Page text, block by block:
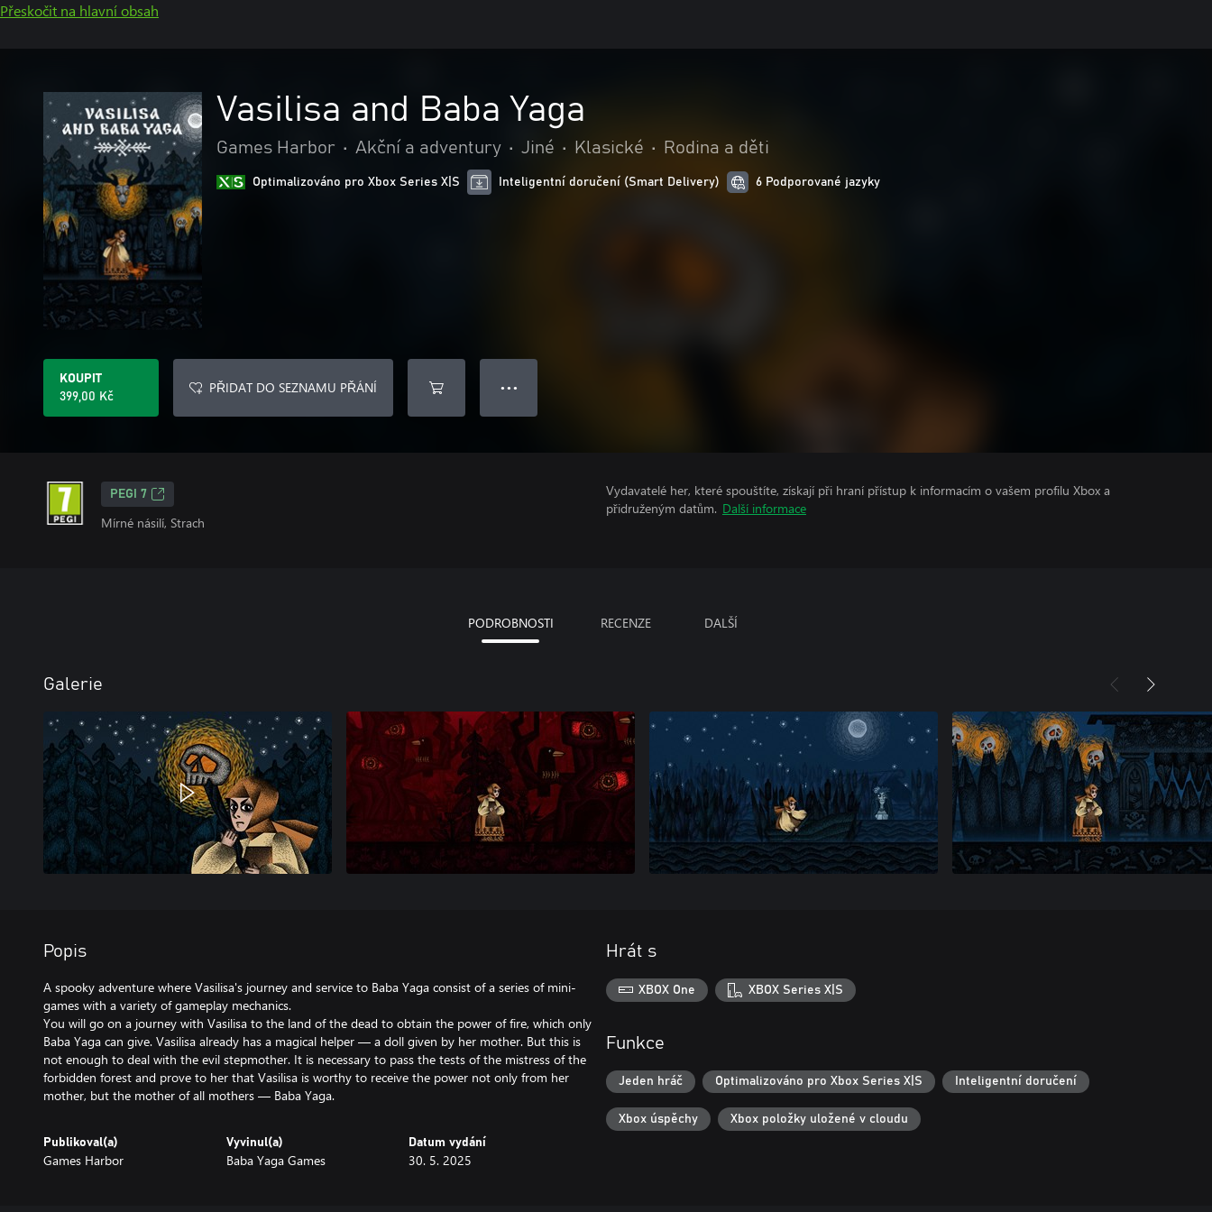
Přeskočit na hlavní obsah
Vasilisa and Baba Yaga
Games Harbor • Akční a adventury • Jiné • Klasické • Rodina a děti
Optimalizováno pro Xbox Series X|S Inteligentní doručení (Smart Delivery) 6 Podporované jazyky
KOUPIT
399,00 Kč
PŘIDAT DO SEZNAMU PŘÁNÍ ● ● ●
PEGI 7
Mírné násilí, Strach
Vydavatelé her, které spouštíte, získají při hraní přístup k informacím o vašem profilu Xbox a
přidruženým datům. Další informace
PODROBNOSTI RECENZE DALŠÍ
Galerie
Popis
A spooky adventure where Vasilisa's journey and service to Baba Yaga consist of a series of mini-
games with a variety of gameplay mechanics.
You will go on a journey with Vasilisa to the land of the dead to obtain the power of fire, which only
Baba Yaga can give. Vasilisa already has a magical helper — a doll given by her mother. But this is
not enough to deal with the evil stepmother. It is necessary to pass the tests of the mistress of the
forbidden forest and prove to her that Vasilisa is worthy to receive the power not only from her
mother, but the mother of all mothers — Baba Yaga.
Publikoval(a)
Games Harbor
Vyvinul(a)
Baba Yaga Games
Datum vydání
30. 5. 2025
Hrát s
XBOX One XBOX Series X|S
Funkce
Jeden hráč Optimalizováno pro Xbox Series X|S Inteligentní doručení
Xbox úspěchy Xbox položky uložené v cloudu